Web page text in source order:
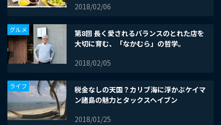
2018/02/06
第8回 長く愛されるバランスのとれた店を
大切に育む、「なかむら」の哲学。
2018/02/05
グルメ
税金なしの天国？カリブ海に浮かぶケイマ
ン諸島の魅力とタックスヘイブン
2018/01/25
ライフ